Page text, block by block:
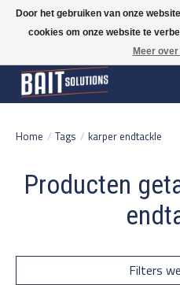
Gratis verzending vanaf 50 euro binnen NL |
verzonden | België vanaf 70 euro gratis
Home / Tags / karper endtackle
Producten
Filters
Door het gebruiken van onze
cookies om onze website te
Meer